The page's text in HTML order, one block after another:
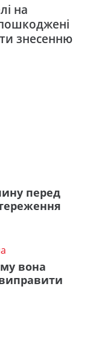
на
знесенню
перед
вона